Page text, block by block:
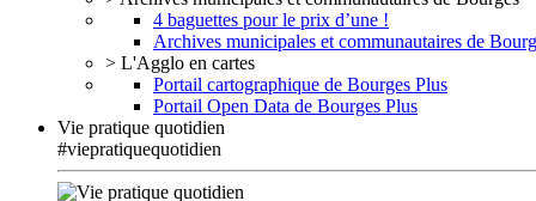
4 baguettes pour le prix d’une !
Archives municipales et communautaires de
> L'Agglo en cartes
Portail cartographique de Bourges Plus
Portail Open Data de Bourges Plus
Vie pratique quotidien
#viepratiquequotidien